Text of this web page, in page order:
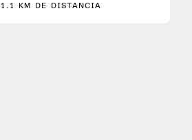
1.1 KM DE DISTANCIA